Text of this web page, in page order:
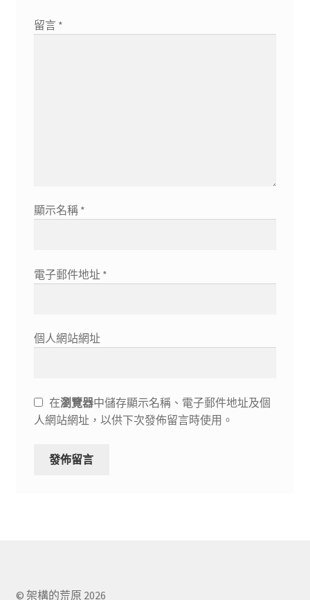
留言 *
顯示名稱 *
電子郵件地址 *
個人網站網址
在瀏覽器中儲存顯示名稱、電子郵件地址及個
人網站網址，以供下次發佈留言時使用。
© 架構的荒原 2026